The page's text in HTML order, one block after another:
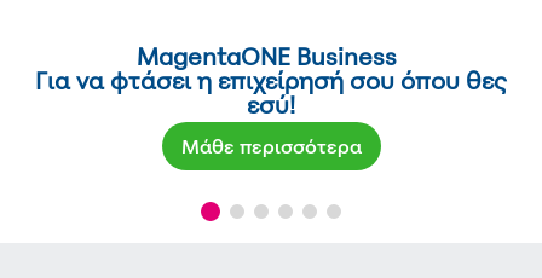
MagentaONE Business
Για να φτάσει η επιχείρησή σου όπου θες
εσύ!
Μάθε περισσότερα